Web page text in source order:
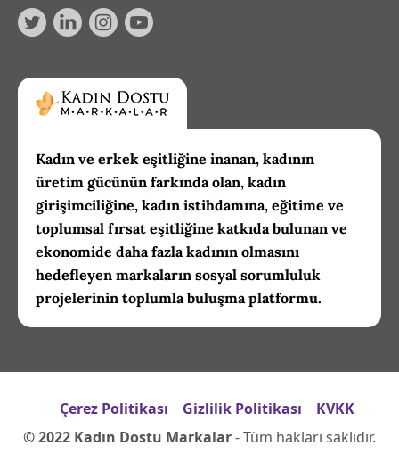
Kadın ve erkek eşitliğine inanan, kadının
üretim gücünün farkında olan, kadın
girişimciliğine, kadın istihdamına, eğitime ve
toplumsal fırsat eşitliğine katkıda bulunan ve
ekonomide daha fazla kadının olmasını
hedefleyen markaların sosyal sorumluluk
projelerinin toplumla buluşma platformu.
Çerez Politikası Gizlilik Politikası
KVKK
© 2022 Kadın Dostu Markalar- Tüm hakları saklıdır.